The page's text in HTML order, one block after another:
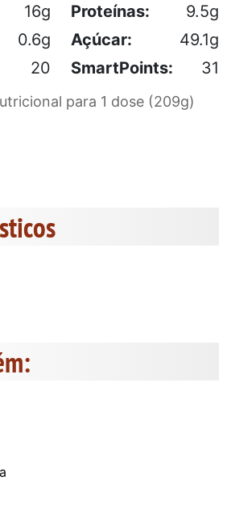
16g Proteínas:
9.5g
0.6g Açúcar:
49.1g
20 SmartPoints: 31
para 1 dose (209g)